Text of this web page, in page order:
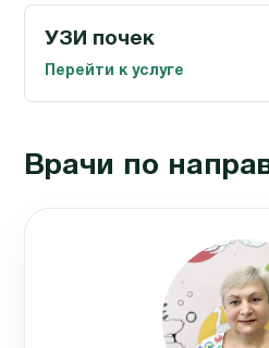
УЗИ почек
Перейти к услуге
Врачи по